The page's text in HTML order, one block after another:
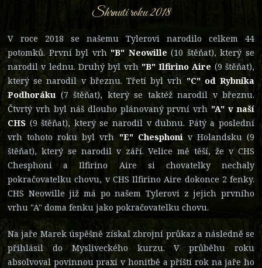
Shrnutí roku 2018
V roce 2018 se našemu Tylerovi narodilo celkem 44
potomků. První byl vrh "B" Neowille (10 štěňat), který se
narodil v lednu. Druhý byl vrh "B" Ilfirino Aire (9 štěňat),
který se narodil v březnu. Třetí byl vrh"C" od Rybníka
Podhoráku(7 štěňat), který se taktéž narodil v březnu.
Čtvrtý vrh byl náš dlouho plánovaný první vrh "A" v naší
CHS (9 štěňat), který se narodil v dubnu. Pátý a poslední
vrh tohoto roku byl vrh"E" Chesphoniv Holandsku (9
štěňat), který se narodil v září. Velice mě těší, že v CHS
Chesphoni a Ilfirino Aire si chovatelky nechaly
pokračovatelku chovu, v CHS Ilfirino Aire dokonce 2 fenky.
CHS Neowille již má po našem Tylerovi z jejich prvního
vrhu "A" doma fenku jako pokračovatelku chovu.
Na jaře Marek úspěšně získal zbrojní průkaz a následně se
přihlásil do Mysliveckého kurzu. V průběhu roku
absolvoval povinnou praxi v honitbě a příští rok na jaře ho